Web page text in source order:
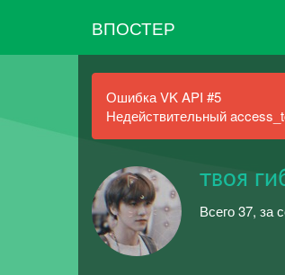
ВПОСТЕР
Ошибка VK API #5
Недействительный
твоя
Всего 37, за